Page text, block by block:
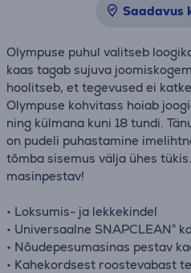
Saadavus
Olympuse puhul valitseb
kaas tagab sujuva
hoolitseb, et tegevused ei
Olympuse kohvitass hoiab
ning külmana kuni 18 tundi.
on pudeli puhastamine
tõmba sisemus välja ühes
masinpestav!
• Loksumis- ja lekkekindel
• Universaalne SNAPCLEAN®
• Nõudepesumasinas pestav
• Kahekordsest roostevabast